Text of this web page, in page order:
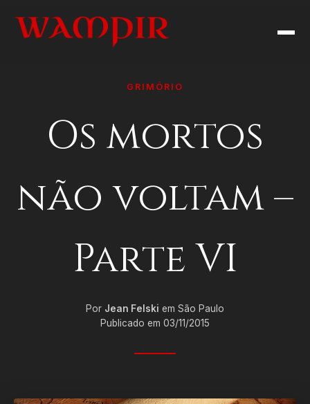
GRIMÓRIO
Os mortos
não voltam –
Parte VI
Por Jean Felski em São Paulo
Publicado em 03/11/2015